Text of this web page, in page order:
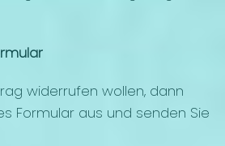
widerrufen wollen, dann
Formular aus und senden Sie